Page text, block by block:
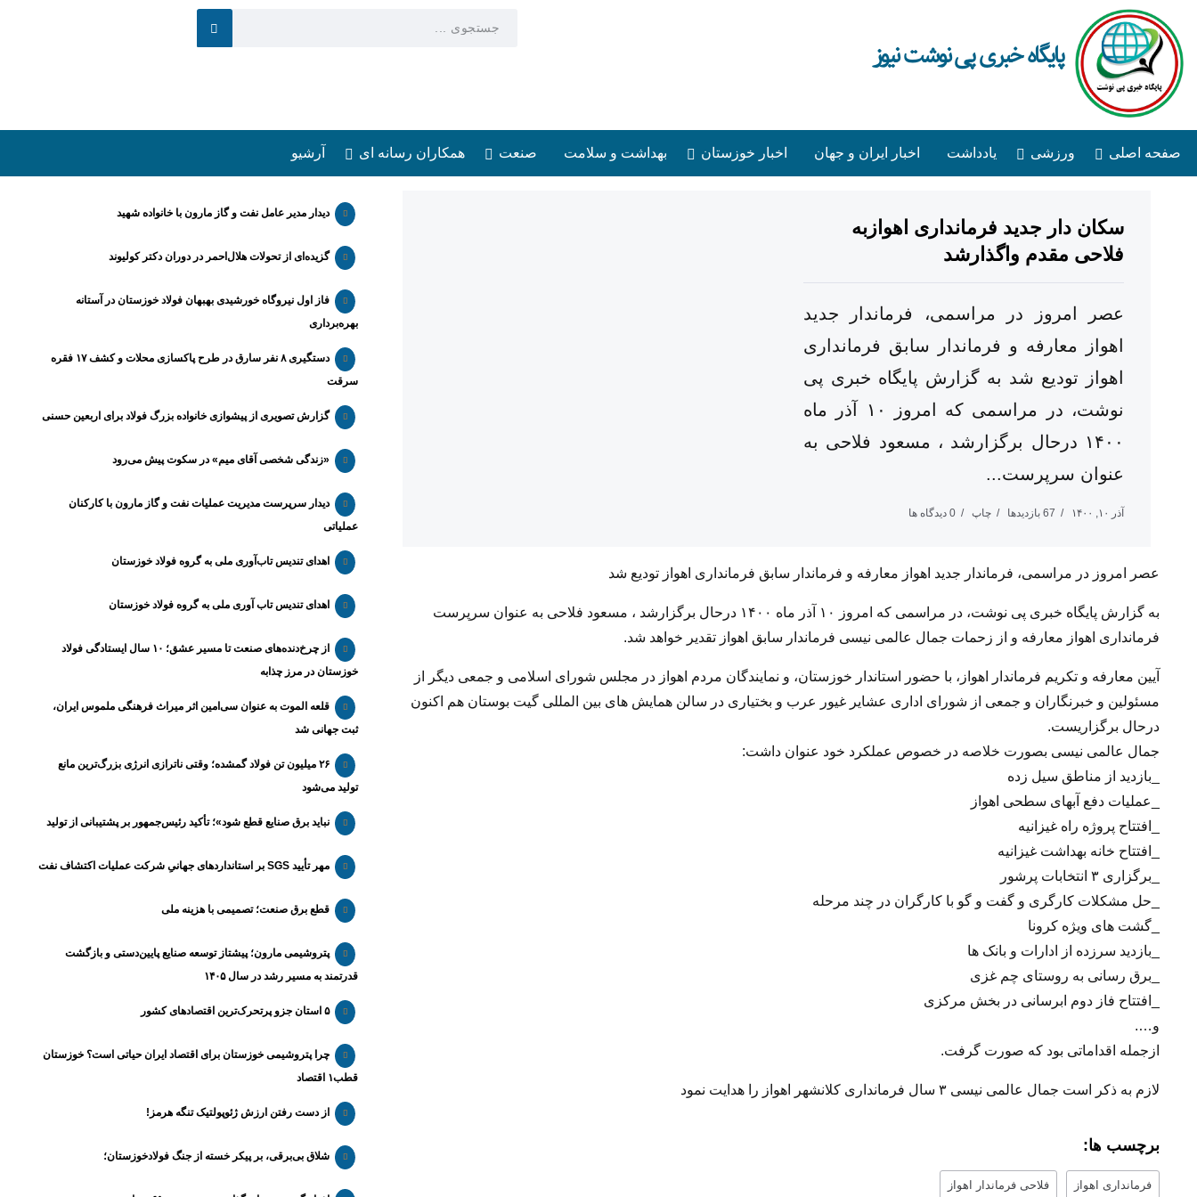
پایگاه خبری پی نوشت نیوز
صفحه اصلی ورزشی یادداشت اخبار ایران و جهان اخبار خوزستان بهداشت و سلامت صنعت همکاران رسانه ای آرشیو
سکان دار جدید فرمانداری اهوازبه
فلاحی مقدم واگذارشد
عصر امروز در مراسمی، فرماندار جدید
اهواز معارفه و فرماندار سابق فرمانداری
اهواز تودیع شد به گزارش پایگاه خبری پی
نوشت، در مراسمی که امروز ۱۰ آذر ماه
۱۴۰۰ درحال برگزارشد ، مسعود فلاحی به
عنوان سرپرست...
آذر ۱۰, ۱۴۰۰ 67 بازدیدها چاپ 0 دیدگاه ها
عصر امروز در مراسمی، فرماندار جدید اهواز معارفه و فرماندار سابق فرمانداری اهواز تودیع شد
به گزارش پایگاه خبری پی نوشت، در مراسمی که امروز ۱۰ آذر ماه ۱۴۰۰ درحال برگزارشد ، مسعود فلاحی به عنوان سرپرست
فرمانداری اهواز معارفه و از زحمات جمال عالمی نیسی فرماندار سابق اهواز تقدیر خواهد شد.‌
آیین معارفه و تکریم فرماندار اهواز، با حضور استاندار خوزستان، و نمایندگان مردم اهواز در مجلس شورای اسلامی و جمعی دیگر از
مسئولین و خبرنگاران و جمعی از شورای اداری عشایر غیور عرب و بختیاری در سالن همایش های بین المللی گیت بوستان هم اکنون
درحال برگزاریست.
جمال عالمی نیسی بصورت خلاصه در خصوص عملکرد خود عنوان داشت:
_بازدید از مناطق سیل زده
_عملیات دفع آبهای سطحی اهواز
_افتتاح پروژه راه غیزانیه
_افتتاح خانه بهداشت غیزانیه
_برگزاری ۳ انتخابات پرشور
_حل مشکلات کارگری و گفت و گو با کارگران در چند مرحله
_گشت های ویژه کرونا
_بازدید سرزده از ادارات و بانک ها
_برق رسانی به روستای چم غزی
_افتتاح فاز دوم ابرسانی در بخش مرکزی
و….
ازجمله اقداماتی بود که صورت گرفت.
لازم به ذکر است جمال عالمی نیسی ۳ سال فرمانداری کلانشهر اهواز را هدایت نمود
برچسب ها:
فرمانداری اهواز فلاحی فرماندار اهواز
دیدار مدیر عامل نفت و گاز مارون با خانواده شهید
گزیده‌ای از تحولات هلال‌احمر در دوران دکتر کولیوند
فاز اول نیروگاه خورشیدی بهبهان فولاد خوزستان در آستانه
بهره‌برداری
دستگیری ۸ نفر سارق در طرح پاکسازی محلات و کشف ۱۷ فقره
سرقت
گزارش تصویری از پیشوازی خانواده بزرگ فولاد برای اربعین حسنی
«زندگی شخصی آقای میم» در سکوت پیش می‌رود
دیدار سرپرست مدیریت عملیات نفت و گاز مارون با کارکنان
عملیاتی
اهدای تندیس تاب‌آوری ملی به گروه فولاد خوزستان
اهدای تندیس تاب آوری ملی به گروه فولاد خوزستان
از چرخ‌دنده‌های صنعت تا مسیر عشق؛ ۱۰ سال ایستادگی فولاد
خوزستان در مرز چذابه
قلعه الموت به عنوان سی‌امین اثر میراث‌ فرهنگی ملموس ایران،
ثبت جهانی شد
۲۶ میلیون تن فولاد گمشده؛ وقتی ناترازی انرژی بزرگ‌ترین مانع
تولید می‌شود
نباید برق صنایع قطع شود»؛ تأکید رئیس‌جمهور بر پشتیبانی از تولید
مهر تأیید SGS بر استانداردهای جهانیِ شرکت عملیات اکتشاف نفت
قطع برق صنعت؛ تصمیمی با هزینه ملی
پتروشیمی مارون؛ پیشتاز توسعه صنایع پایین‌دستی و بازگشت
قدرتمند به مسیر رشد در سال ۱۴۰۵
۵ استان جزو پرتحرک‌ترین اقتصاد‌های کشور
چرا پتروشیمی خوزستان برای اقتصاد ایران حیاتی است؟ خوزستان
قطب۱ اقتصاد
از دست رفتن ارزش ژئوپولتیک تنگه هرمز!
شلاق‌ بی‌برقی، بر پیکر خسته‌ از جنگ فولادخوزستان؛